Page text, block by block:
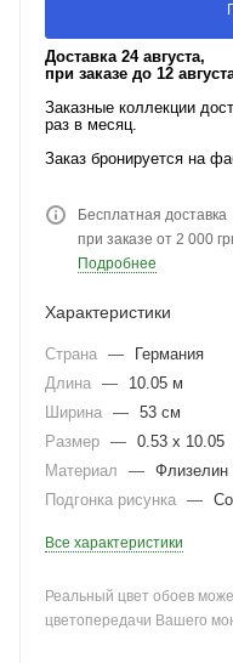
Доставка 24 августа,
при заказе до 12
Заказные коллекции
раз в месяц.
Заказ бронируется на
Бесплатная доставка
при заказе от 2 000
Подробнее
Характеристики
Страна —
Германия
Длина —
10.05 м
Ширина — 53 см
Размер — 0.53 x 10.05
Материал
— Флизелин
Подгонка рисунка —
Все характеристики
Реальный цвет обоев
цветопередачи Вашего